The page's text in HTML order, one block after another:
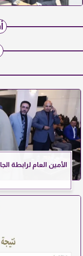
الأمين العام لرابطة